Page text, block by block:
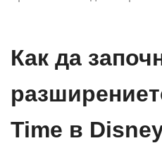
Как да
Time в